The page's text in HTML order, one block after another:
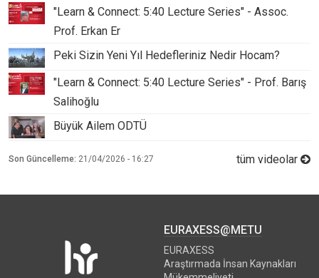
"Learn & Connect: 5:40 Lecture Series" - Assoc.
Prof. Erkan Er
Peki Sizin Yeni Yıl Hedefleriniz Nedir Hocam?
"Learn & Connect: 5:40 Lecture Series" - Prof. Barış
Salihoğlu
Büyük Ailem ODTÜ
tüm videolar
Son Güncelleme: 21/04/2026 - 16:27
EURAXESS@METU
EURAXESS
Araştırmada İnsan Kaynakları